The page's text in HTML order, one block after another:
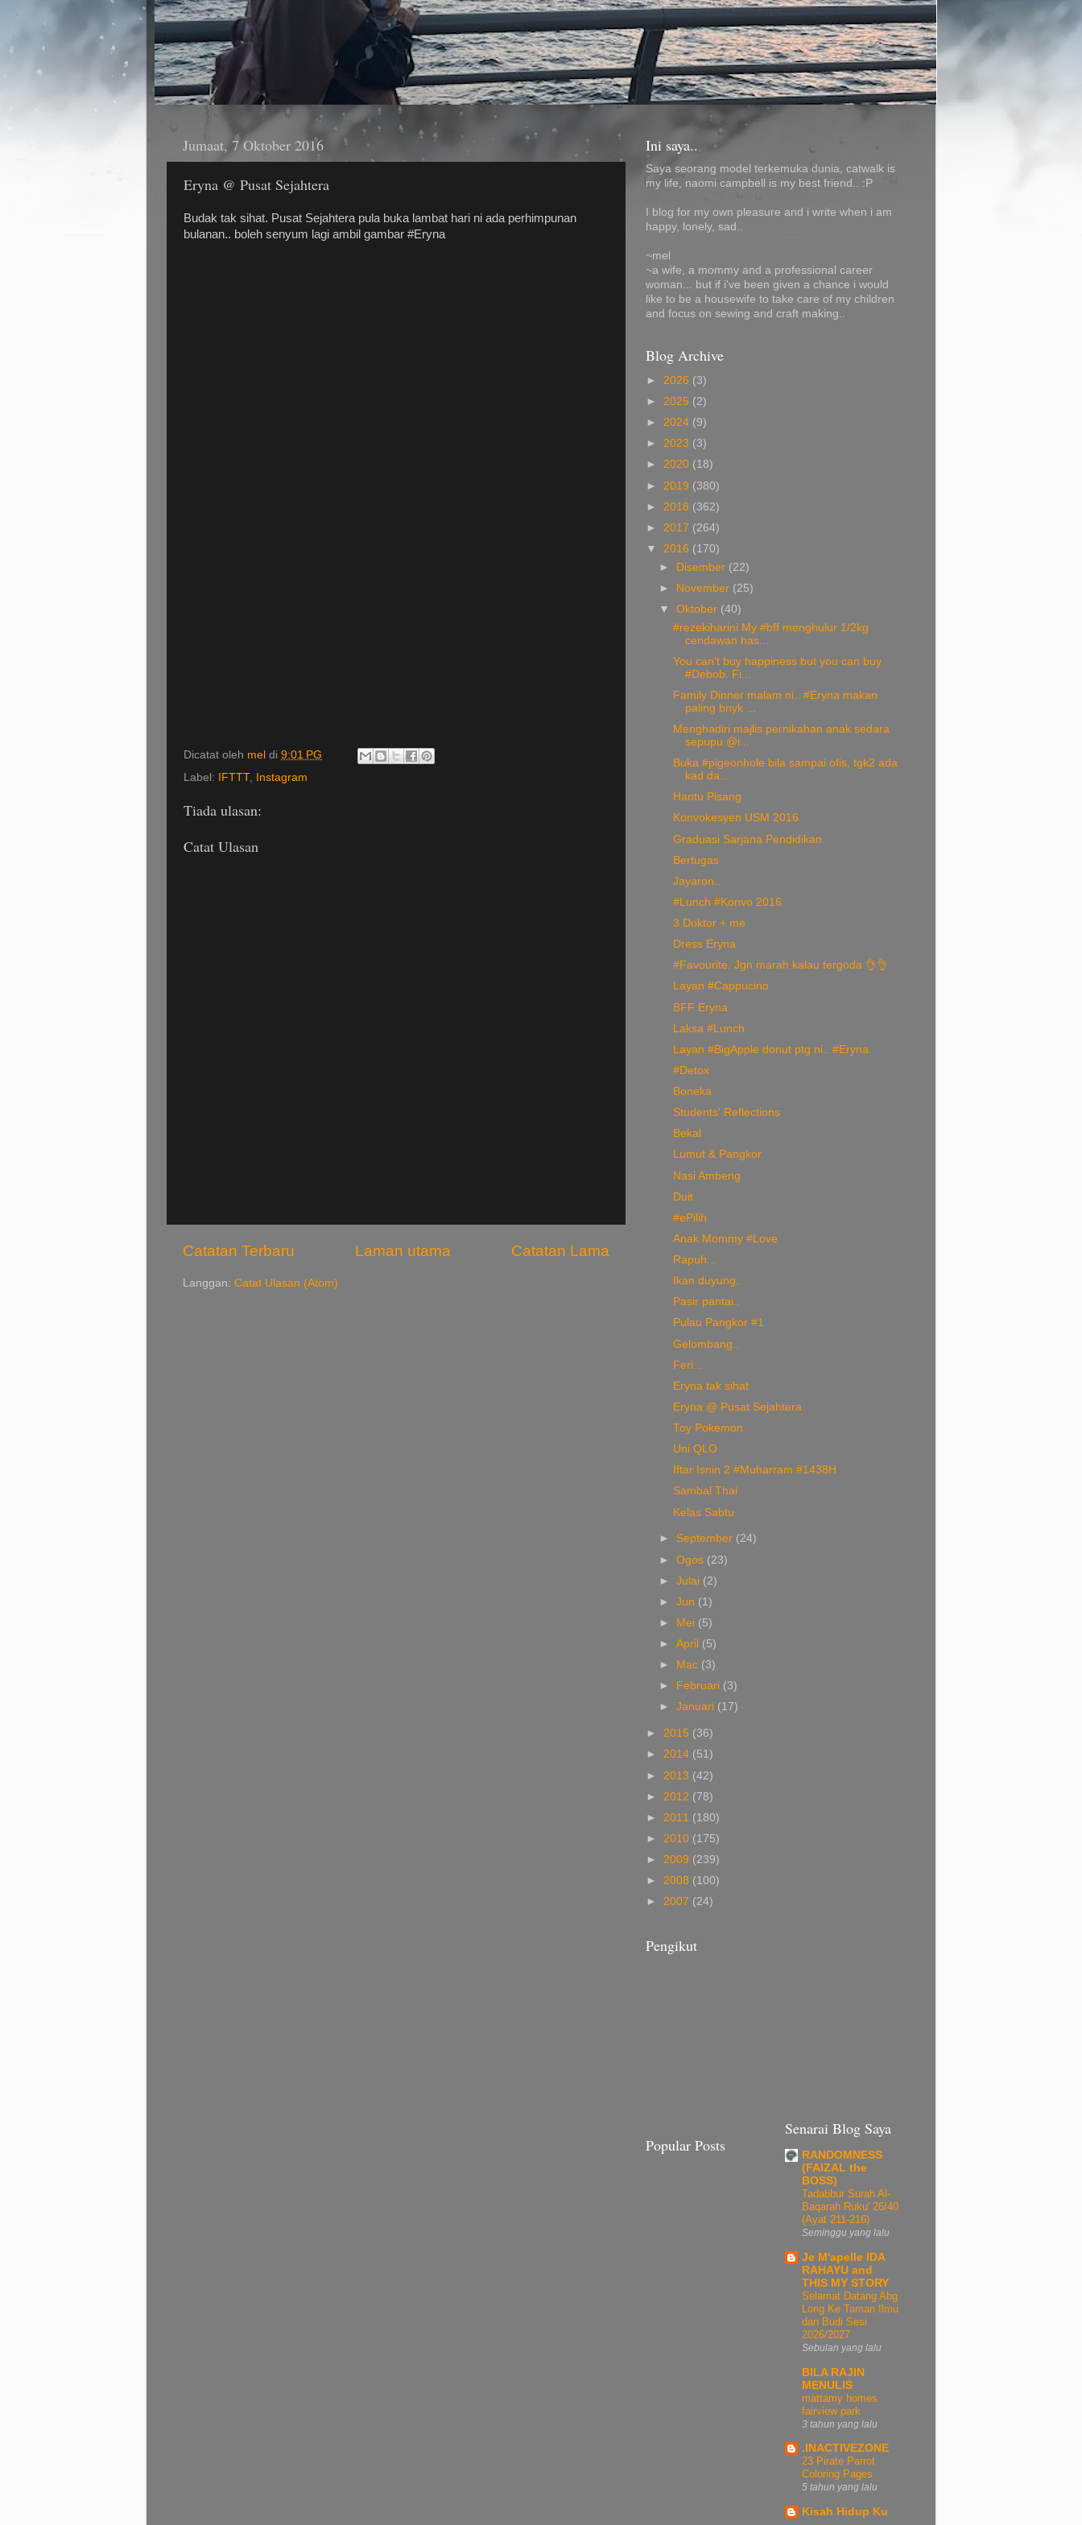
Jumaat, 7 Oktober 2016
Eryna @ Pusat Sejahtera
Budak tak sihat. Pusat Sejahtera pula buka lambat hari ni ada perhimpunan
bulanan.. boleh senyum lagi ambil gambar #Eryna
Dicatat oleh mel di 9:01 PG
Label:
IFTTT, Instagram
Tiada ulasan:
Catat Ulasan
Catatan Terbaru Catatan Lama
Laman utama
Langgan: Catat Ulasan (Atom)
Ini saya..
Saya seorang model terkemuka dunia, catwalk is
my life, naomi campbell is my best friend.. :P
I blog for my own pleasure and i write when i am
happy, lonely, sad..
~mel
~a wife, a mommy and a professional career
woman... but if i've been given a chance i would
like to be a housewife to take care of my children
and focus on sewing and craft making..
Blog Archive
► 2026 (3)
► 2025 (2)
► 2024 (9)
► 2023 (3)
► 2020 (18)
► 2019 (380)
► 2018 (362)
► 2017 (264)
▼ 2016 (170)
► Disember (22)
►
November (25)
▼Oktober (40)
#rezekiharini My #bff menghulur 1/2kg
cendawan has...
You can't buy happiness but you can buy
#Debob. Fi...
Family Dinner malam ni.. #Eryna makan
paling bnyk ...
Menghadiri majlis pernikahan anak sedara
sepupu @i...
Buka #pigeonhole bila sampai ofis, tgk2 ada
kad da...
Hantu Pisang
Konvokesyen USM 2016
Graduasi Sarjana Pendidikan
Bertugas
Jayaron..
#Lunch #Konvo 2016
3 Doktor + me
Dress Eryna
#Favourite. Jgn marah kalau tergoda 👌👌
Layan #Cappucino
BFF Eryna
Laksa #Lunch
Layan #BigApple donut ptg ni.. #Eryna
#Detox
Boneka
Students' Reflections
Bekal
Lumut & Pangkor
Nasi Ambeng
Duit
#ePilih
Anak Mommy #Love
Rapuh...
Ikan duyung..
Pasir pantai..
Pulau Pangkor #1
Gelombang..
Feri...
Eryna tak sihat
Eryna @ Pusat Sejahtera
Toy Pokemon
Uni QLO
Iftar Isnin 2 #Muharram #1438H
Sambal Thai
Kelas Sabtu
► September (24)
►Ogos (23)
►Julai (2)
►Jun (1)
►
Mei (5)
►April (5)
►
Mac (3)
►
Februari (3)
►Januari (17)
► 2015 (36)
► 2014 (51)
► 2013 (42)
► 2012 (78)
► 2011 (180)
► 2010 (175)
► 2009 (239)
► 2008 (100)
► 2007 (24)
Pengikut
Popular Posts
Senarai Blog Saya
RANDOMNESS
(FAIZAL the
BOSS)
Tadabbur Surah Al-
Baqarah Ruku' 26/40
(Ayat 211-216)
Seminggu yang lalu
Je M'apelle IDA
RAHAYU and
THIS MY STORY
Selamat Datang Abg
Long Ke Taman Ilmu
dan Budi Sesi
2026/2027
Sebulan yang lalu
BILA RAJIN
MENULIS
mattamy homes
fairview park
3 tahun yang lalu
.INACTIVEZONE
23 Pirate Parrot
Coloring Pages
5 tahun yang lalu
Kisah Hidup Ku